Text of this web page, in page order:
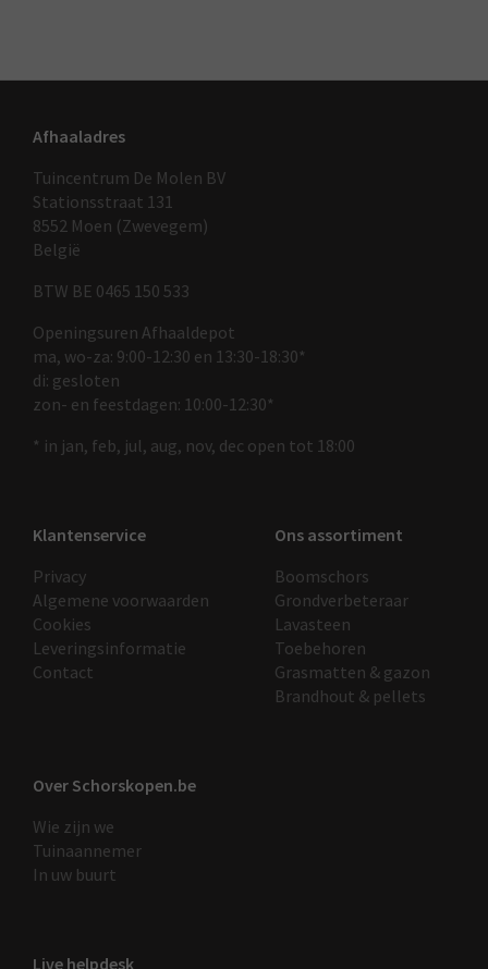
Afhaaladres
Tuincentrum De Molen BV
Stationsstraat 131
8552 Moen (Zwevegem)
België
BTW BE 0465 150 533
Openingsuren Afhaaldepot
ma, wo-za: 9:00-12:30 en 13:30-18:30*
di: gesloten
zon- en feestdagen: 10:00-12:30*
* in jan, feb, jul, aug, nov, dec open tot 18:00
Klantenservice
Privacy
Algemene voorwaarden
Cookies
Leveringsinformatie
Contact
Ons assortiment
Boomschors
Grondverbeteraar
Lavasteen
Toebehoren
Grasmatten & gazon
Brandhout & pellets
Over Schorskopen.be
Wie zijn we
Tuinaannemer
In uw buurt
Live helpdesk